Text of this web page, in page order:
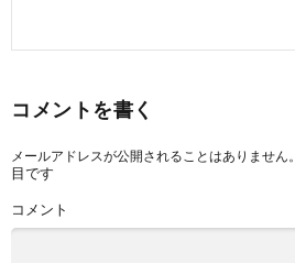
コメントを書く
メールアドレスが公開されることはありません。
目です
コメント